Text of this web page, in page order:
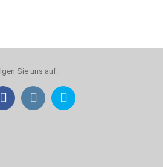
Sie uns auf: